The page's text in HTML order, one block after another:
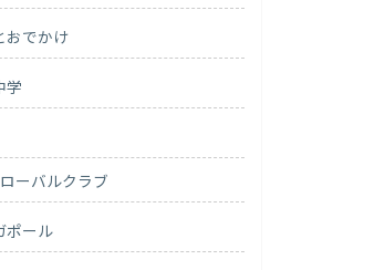
おでかけ
学
ーバルクラブ
ポール